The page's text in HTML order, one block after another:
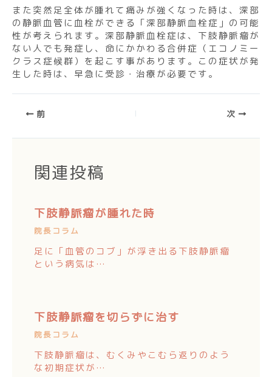
また突然足全体が腫れて痛みが強くなった時は、深部
の静脈血管に血栓ができる「深部静脈血栓症」の可能
性が考えられます。深部静脈血栓症は、下肢静脈瘤が
ない人でも発症し、命にかかわる合併症（エコノミー
クラス症候群）を起こす事があります。この症状が発
生した時は、早急に受診・治療が必要です。
前 次
関連投稿
下肢静脈瘤が腫れた時
院長コラム
足に「血管のコブ」が浮き出る下肢静脈瘤
という病気は…
下肢静脈瘤を切らずに治す
院長コラム
下肢静脈瘤は、むくみやこむら返りのよう
な初期症状が…